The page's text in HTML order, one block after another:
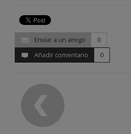
Enviar a un amigo
0
Añadir comentario
0